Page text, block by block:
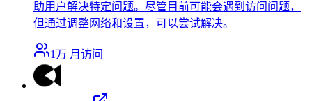
助用户解决特定问题。尽管目前可能会遇到访问问题，
但通过调整网络和设置，可以尝试解决。
1万 月访问